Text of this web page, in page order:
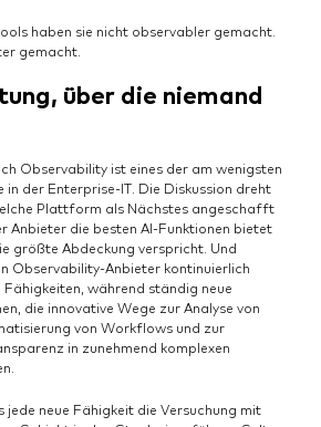
haben sie nicht observabler gemacht.
gemacht.
über die niemand
Observability ist eines der am wenigsten
der Enterprise-IT. Die Diskussion dreht
Plattform als Nächstes angeschafft
Anbieter die besten AI-Funktionen bietet
größte Abdeckung verspricht. Und
Observability-Anbieter kontinuierlich
Fähigkeiten, während ständig neue
die innovative Wege zur Analyse von
von Workflows und zur
in zunehmend komplexen
jede neue Fähigkeit die Versuchung mit